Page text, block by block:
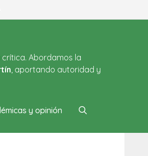
Abordamos la
, aportando autoridad y
y opinión